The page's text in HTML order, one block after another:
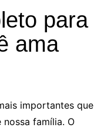
para
ama
importantes que
família. O